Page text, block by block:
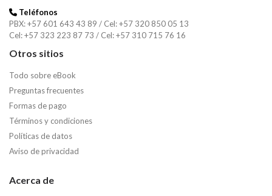
Teléfonos
PBX: +57 601 643 43 89 / Cel: +57 320 850 05 13
Cel: +57 323 223 87 73 / Cel: +57 310 715 76 16
Otros sitios
Todo sobre eBook
Preguntas frecuentes
Formas de pago
Términos y condiciones
Políticas de datos
Aviso de privacidad
Acerca de